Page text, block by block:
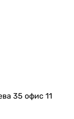
35 офис 11